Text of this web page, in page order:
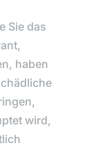
Sie das
haben
wird,